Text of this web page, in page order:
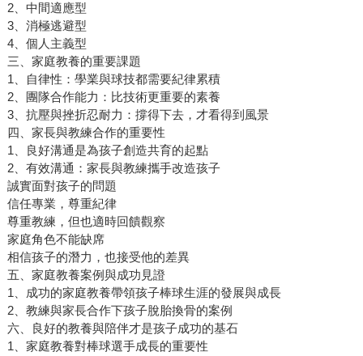
2、中間適應型
3、消極逃避型
4、個人主義型
三、家庭教養的重要課題
1、自律性：學業與球技都需要紀律累積
2、團隊合作能力：比技術更重要的素養
3、抗壓與挫折忍耐力：撐得下去，才看得到風景
四、家長與教練合作的重要性
1、良好溝通是為孩子創造共育的起點
2、有效溝通：家長與教練攜手改造孩子
誠實面對孩子的問題
信任專業，尊重紀律
尊重教練，但也適時回饋觀察
家庭角色不能缺席
相信孩子的潛力，也接受他的差異
五、家庭教養案例與成功見證
1、成功的家庭教養帶領孩子棒球生涯的發展與成長
2、教練與家長合作下孩子脫胎換骨的案例
六、良好的教養與陪伴才是孩子成功的基石
1、家庭教養對棒球選手成長的重要性